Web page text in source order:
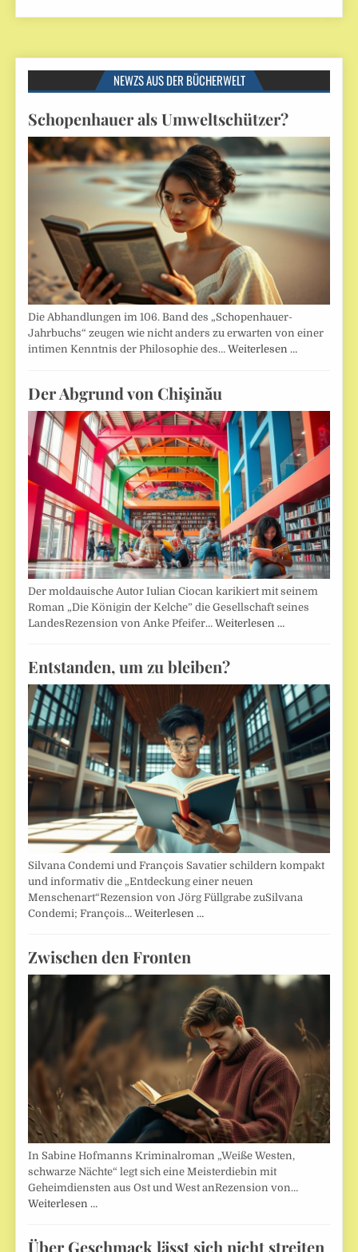
NEWZS AUS DER BÜCHERWELT
Schopenhauer als Umweltschützer?
Die Abhandlungen im 106. Band des „Schopenhauer-
Jahrbuchs“ zeugen wie nicht anders zu erwarten von einer
intimen Kenntnis der Philosophie des…Weiterlesen …
Der Abgrund von Chişinău
Der moldauische Autor Iulian Ciocan karikiert mit seinem
Roman „Die Königin der Kelche” die Gesellschaft seines
LandesRezension von Anke Pfeifer…Weiterlesen …
Entstanden, um zu bleiben?
Silvana Condemi und François Savatier schildern kompakt
und informativ die „Entdeckung einer neuen
Menschenart“Rezension von Jörg Füllgrabe zuSilvana
Condemi; François…Weiterlesen …
Zwischen den Fronten
In Sabine Hofmanns Kriminalroman „Weiße Westen,
schwarze Nächte“ legt sich eine Meisterdiebin mit
Geheimdiensten aus Ost und West anRezension von…
Weiterlesen …
Über Geschmack lässt sich nicht streiten